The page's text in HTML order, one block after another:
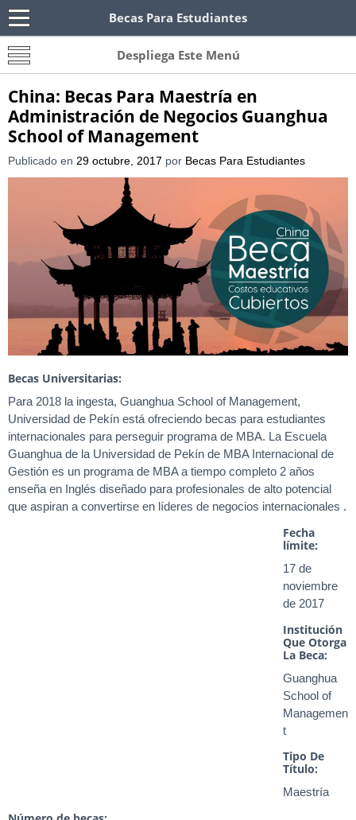
Becas Para Estudiantes
Becas Para Paraguayos
Oferta de becas para Paraguayos. Encuentra las
convocatorias y requisitos de becas para
Despliega Este Menú
China: Becas Para Maestría en
Administración de Negocios Guanghua
School of Management
Publicado en 29 octubre, 2017 por Becas Para Estudiantes
Becas Universitarias:
Para 2018 la ingesta, Guanghua School of Management,
Universidad de Pekín está ofreciendo becas para estudiantes
internacionales para perseguir programa de MBA. La Escuela
Guanghua de la Universidad de Pekín de MBA Internacional de
Gestión es un programa de MBA a tiempo completo 2 años
enseña en Inglés diseñado para profesionales de alto potencial
que aspiran a convertirse en líderes de negocios internacionales .
Fecha
límite:
17 de
noviembre
de 2017
Institución
Que Otorga
La Beca:
Guanghua
School of
Managemen
t
Tipo De
Título:
Maestría